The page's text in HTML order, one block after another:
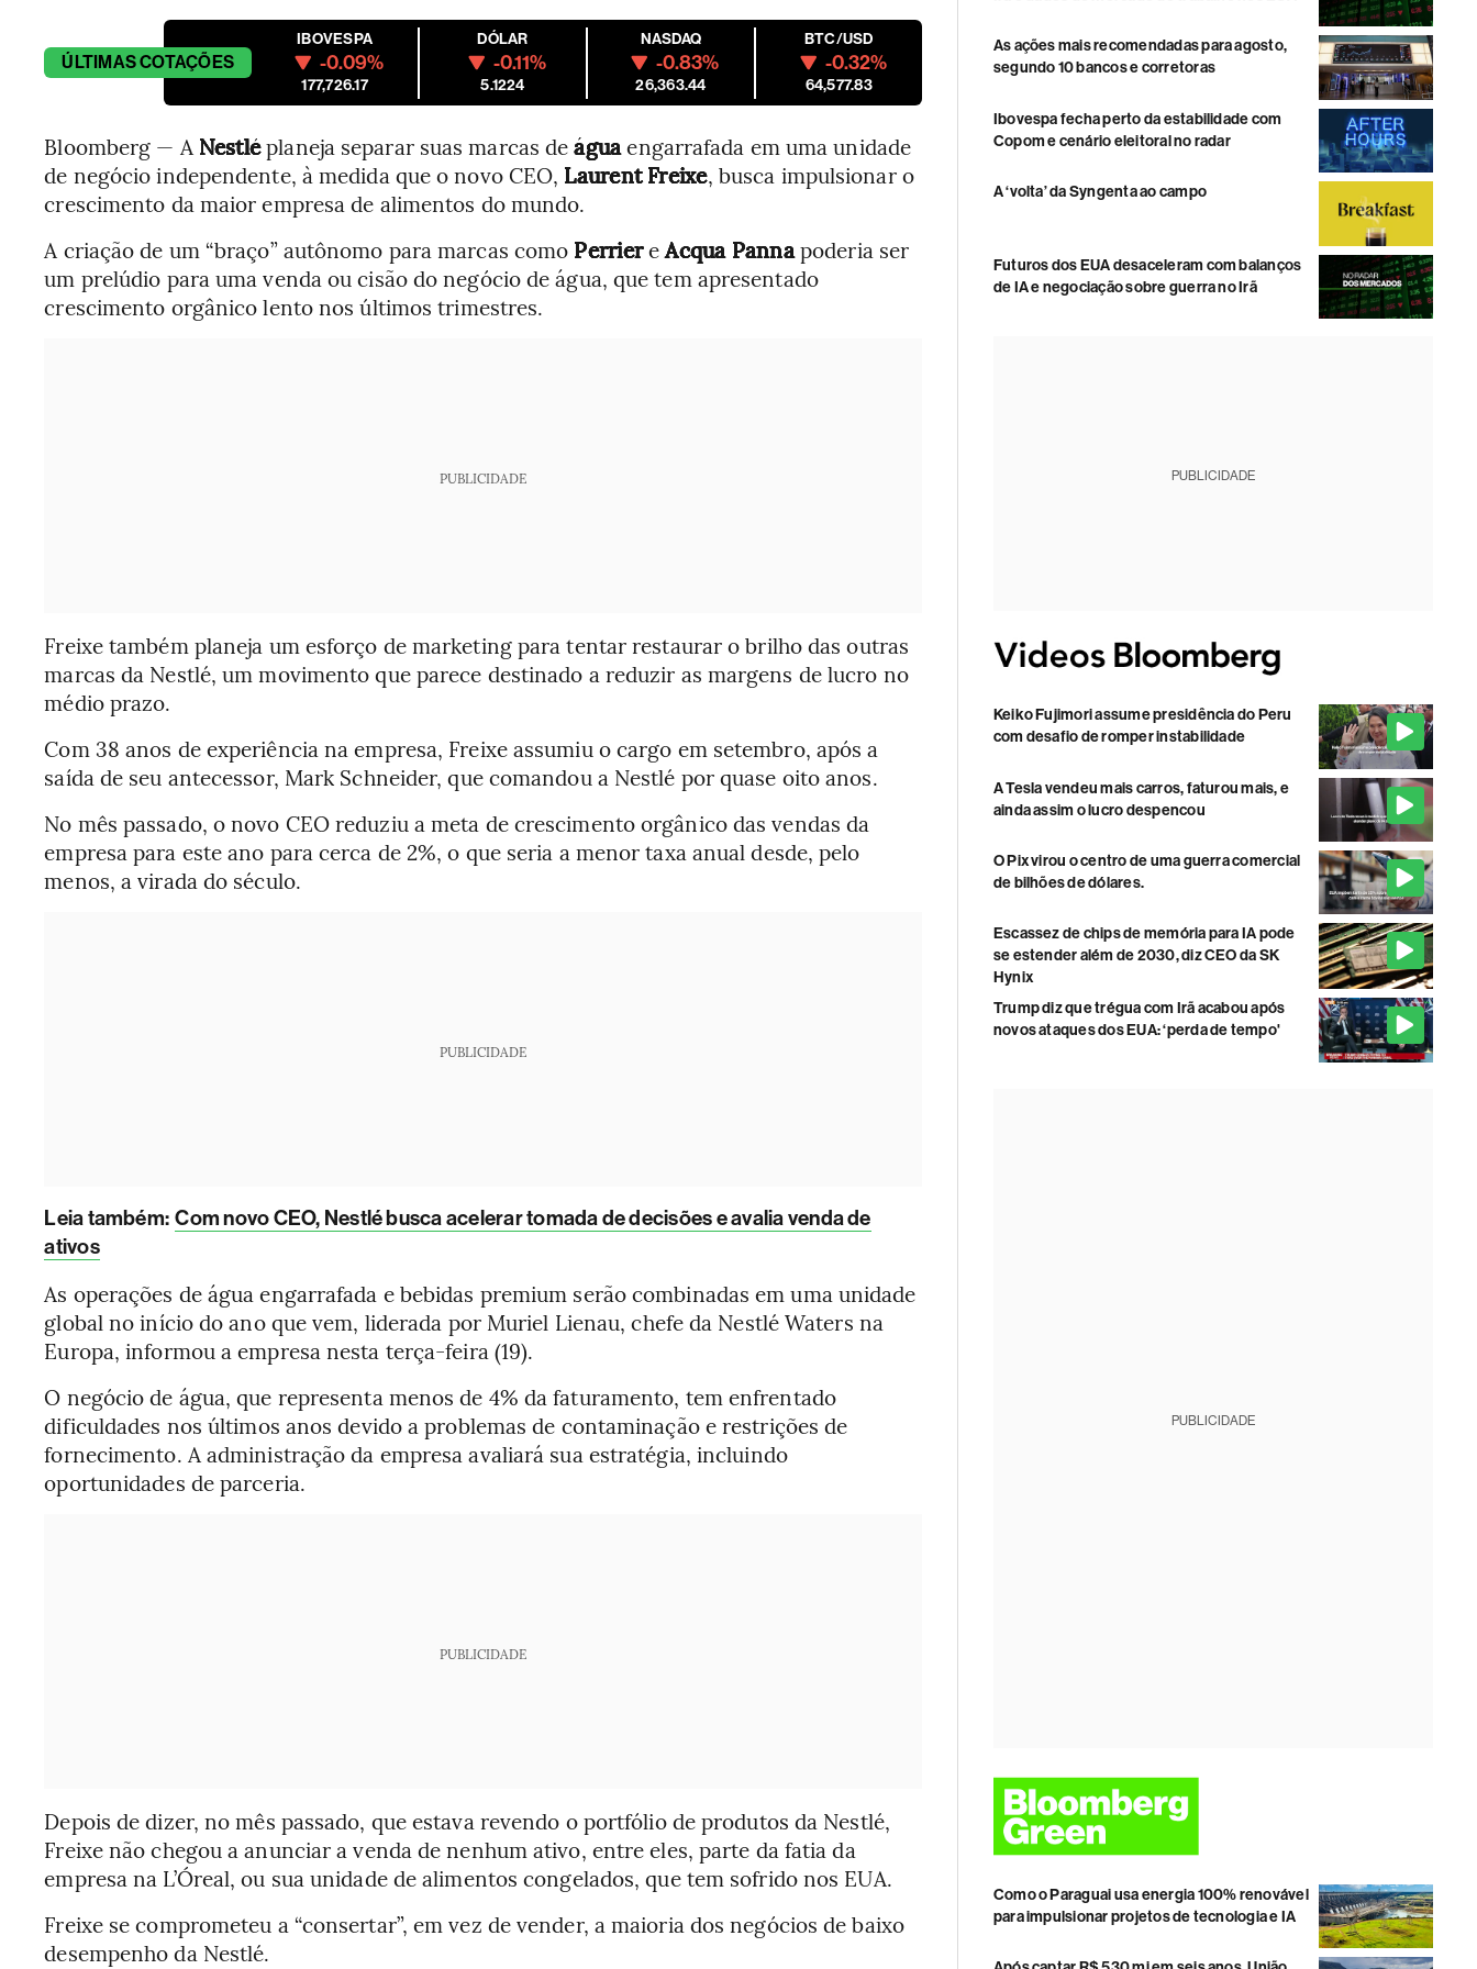
ÚLTIMASCOTAÇÕES
IBOVESPA
-0.09%
177,726.17
DÓLAR
-0.11%
5.1224
NASDAQ
-0.83%
26,363.44
BTC/USD
-0.32%
64,577.83
Bloomberg — A Nestléplaneja separar suas marcas deáguaengarrafada em uma unidade
de negócio independente, à medida que o novo CEO, Laurent Freixe, busca impulsionar o
crescimento da maior empresa de alimentos do mundo.
A criação de um “braço” autônomo para marcas como PerriereAcqua Pannapoderia ser
um prelúdio para uma venda ou cisão do negócio de água, que tem apresentado
crescimento orgânico lento nos últimos trimestres.
PUBLICIDADE
Freixe também planeja um esforço de marketing para tentar restaurar o brilho das outras
marcas da Nestlé, um movimento que parece destinado a reduzir as margens de lucro no
médio prazo.
Com 38 anos de experiência na empresa, Freixe assumiu o cargo em setembro, após a
saída de seu antecessor, Mark Schneider, que comandou a Nestlé por quase oito anos.
No mês passado, o novo CEO reduziu a meta de crescimento orgânico das vendas da
empresa para este ano para cerca de 2%, o que seria a menor taxa anual desde, pelo
menos, a virada do século.
PUBLICIDADE
Leia também: Com novo CEO, Nestlé busca acelerar tomada de decisões e avalia venda de
ativos
As operações de água engarrafada e bebidas premium serão combinadas em uma unidade
global no início do ano que vem, liderada por Muriel Lienau, chefe da Nestlé Waters na
Europa, informou a empresa nesta terça-feira (19).
O negócio de água, que representa menos de 4% da faturamento, tem enfrentado
dificuldades nos últimos anos devido a problemas de contaminação e restrições de
fornecimento. A administração da empresa avaliará sua estratégia, incluindo
oportunidades de parceria.
PUBLICIDADE
Depois de dizer, no mês passado, que estava revendo o portfólio de produtos da Nestlé,
Freixe não chegou a anunciar a venda de nenhum ativo, entre eles, parte da fatia da
empresa na L’Óreal, ou sua unidade de alimentos congelados, que tem sofrido nos EUA.
Freixe se comprometeu a “consertar”, em vez de vender, a maioria dos negócios de baixo
desempenho da Nestlé.
As ações mais recomendadas para agosto,
segundo 10 bancos e corretoras
Ibovespa fecha perto da estabilidade com
Copom e cenário eleitoral no radar
A ‘volta’ da Syngenta ao campo
Futuros dos EUA desaceleram com balanços
de IA e negociação sobre guerra no Irã
PUBLICIDADE
Keiko Fujimori assume presidência do Peru
com desafio de romper instabilidade
A Tesla vendeu mais carros, faturou mais, e
ainda assim o lucro despencou
O Pix virou o centro de uma guerra comercial
de bilhões de dólares.
Escassez de chips de memória para IA pode
se estender além de 2030, diz CEO da SK
Hynix
Trump diz que trégua com Irã acabou após
novos ataques dos EUA: ‘perda de tempo'
PUBLICIDADE
Como o Paraguai usa energia 100% renovável
para impulsionar projetos de tecnologia e IA